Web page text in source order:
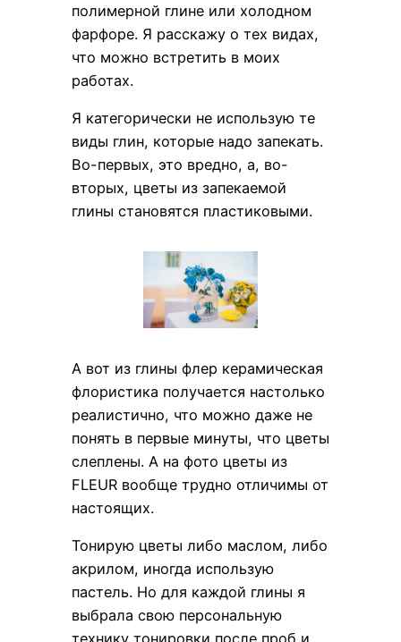
полимерной глине или холодном
фарфоре. Я расскажу о тех видах,
что можно встретить в моих
работах.
Я категорически не использую те
виды глин, которые надо запекать.
Во-первых, это вредно, а, во-
вторых, цветы из запекаемой
глины становятся пластиковыми.
А вот из глины флер керамическая
флористика получается настолько
реалистично, что можно даже не
понять в первые минуты, что цветы
слеплены. А на фото цветы из
FLEUR вообще трудно отличимы от
настоящих.
Тонирую цветы либо маслом, либо
акрилом, иногда использую
пастель. Но для каждой глины я
выбрала свою персональную